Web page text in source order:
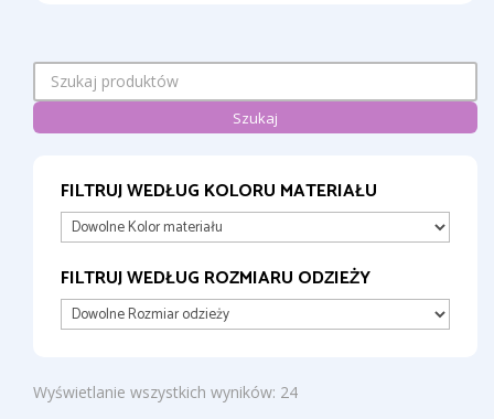
Szukaj
FILTRUJ WEDŁUG KOLORU MATERIAŁU
FILTRUJ WEDŁUG ROZMIARU ODZIEŻY
Wyświetlanie wszystkich wyników: 24Posortowane